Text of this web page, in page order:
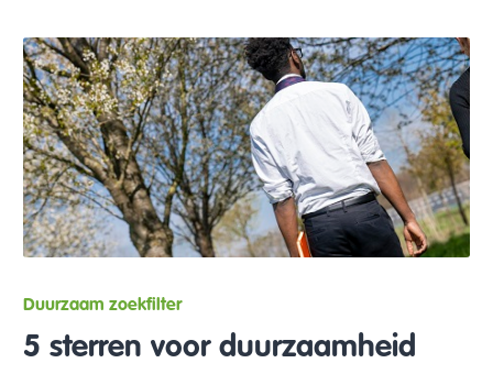
Duurzaam zoekfilter
5 sterren voor duurzaamheid